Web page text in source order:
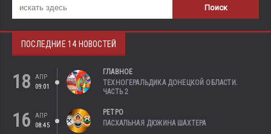
ПОСЛЕДНИЕ 14 НОВОСТЕЙ
18
АПР
09:01
ГЛАВНОЕ
ТЕХНОГЕРАЛЬДИКА ДОНЕЦКОЙ ОБЛАСТИ.
ЧАСТЬ 2
16
АПР
08:45
РЕТРО
ПАСХАЛЬНАЯ ДЮЖИНА ШАХТЕРА